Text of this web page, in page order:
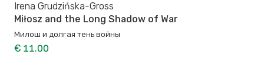
Irena Grudzińska-Gross
Miłosz and the Long Shadow of War
Милош и долгая тень войны
€ 11.00